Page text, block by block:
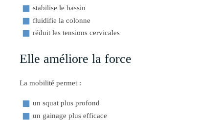
stabilise le bassin
fluidifie la colonne
réduit les tensions cervicales
Elle améliore la force
La mobilité permet :
un squat plus profond
un gainage plus efficace